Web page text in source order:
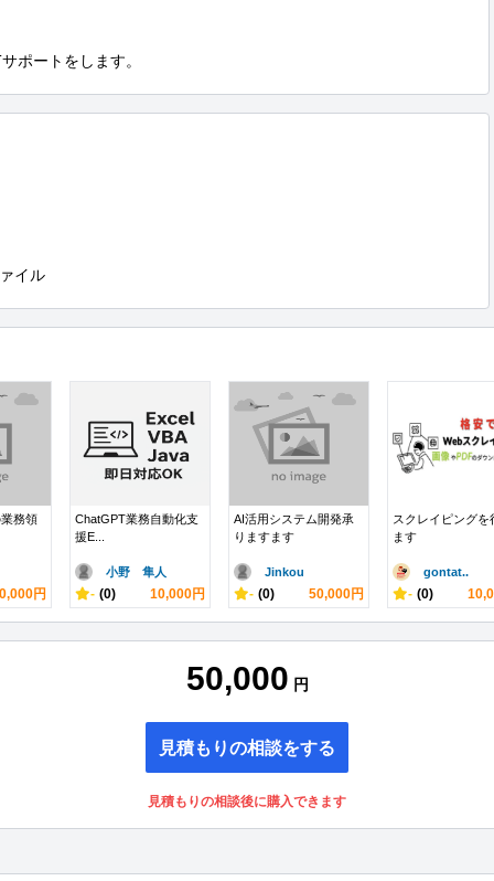
ポートをします。
イル
務領
円
ChatGPT業務自動化支
援E...
小野 隼人
- (0) 10,000円
AI活用システム開発承
りますます
Jinkou
- (0) 50,000円
スクレイピングを
ます
gontat..
- (0)
50,000 円
見積もりの相談をする
見積もりの相談後に購入できます